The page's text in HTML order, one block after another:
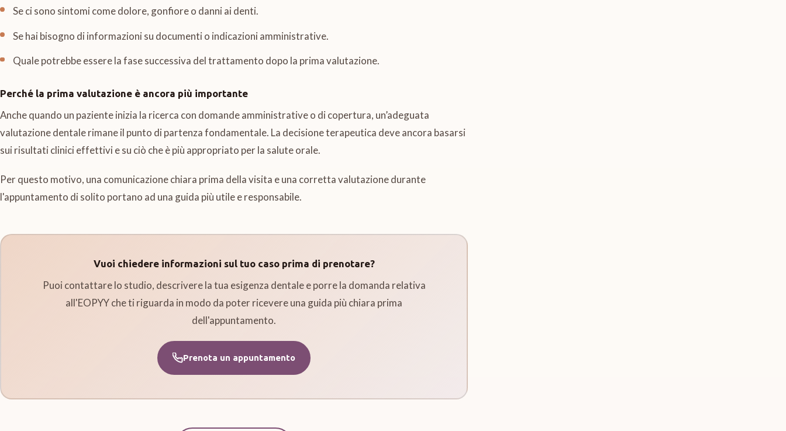
Se ci sono sintomi come dolore, gonfiore o danni ai denti.
Se hai bisogno di informazioni su documenti o indicazioni amministrative.
Quale potrebbe essere la fase successiva del trattamento dopo la prima valutazione.
Perché la prima valutazione è ancora più importante
Anche quando un paziente inizia la ricerca con domande amministrative o di copertura, un’adeguata
valutazione dentale rimane il punto di partenza fondamentale. La decisione terapeutica deve ancora basarsi
sui risultati clinici effettivi e su ciò che è più appropriato per la salute orale.
Per questo motivo, una comunicazione chiara prima della visita e una corretta valutazione durante
l'appuntamento di solito portano ad una guida più utile e responsabile.
Vuoi chiedere informazioni sul tuo caso prima di prenotare?
Puoi contattare lo studio, descrivere la tua esigenza dentale e porre la domanda relativa
all'EOPYY che ti riguarda in modo da poter ricevere una guida più chiara prima
dell'appuntamento.
Prenota un appuntamento